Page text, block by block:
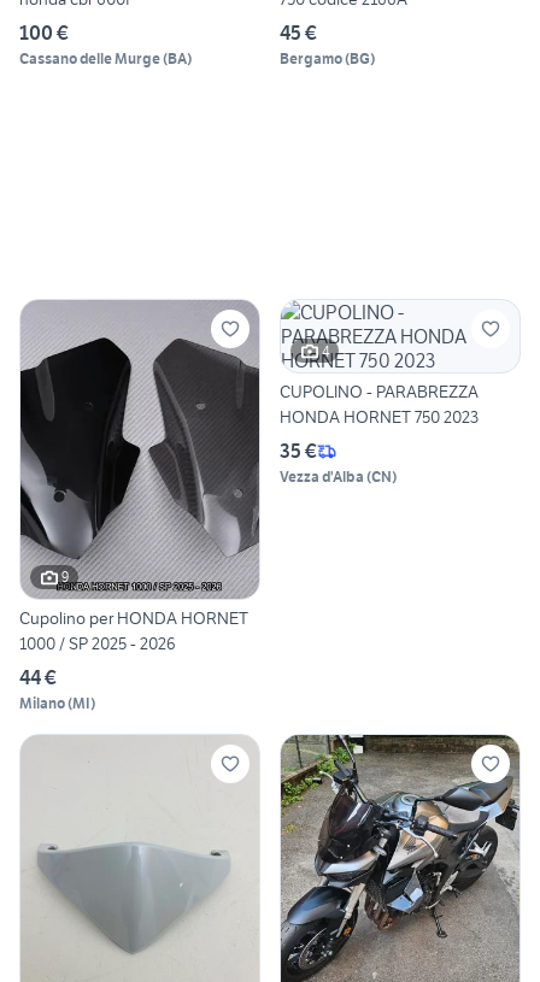
100 €
Cassano delle Murge(BA)
45 €
Bergamo(BG)
9
Cupolino per HONDA HORNET
1000 / SP 2025 - 2026
44 €
Milano(MI)
4
CUPOLINO - PARABREZZA
HONDA HORNET 750 2023
35 €
Vezza d'Alba (CN)